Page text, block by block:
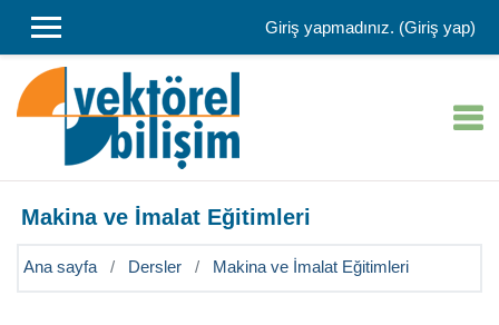
Giriş yapmadınız. (Giriş yap)
Makina ve İmalat Eğitimleri
Ana sayfa Dersler Makina ve İmalat Eğitimleri